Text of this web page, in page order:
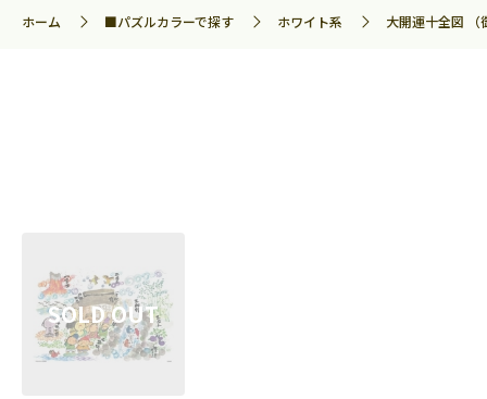
ホーム
■パズルカラーで探す ホワイト系 大開運十全図